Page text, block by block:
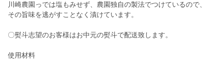
川崎農園っでは塩もみせず、農園独自の製法でつけているので、
その旨味を逃がすことなく漬けています。
〇熨斗志望のお客様はお中元の熨斗で配送致します。
使用材料